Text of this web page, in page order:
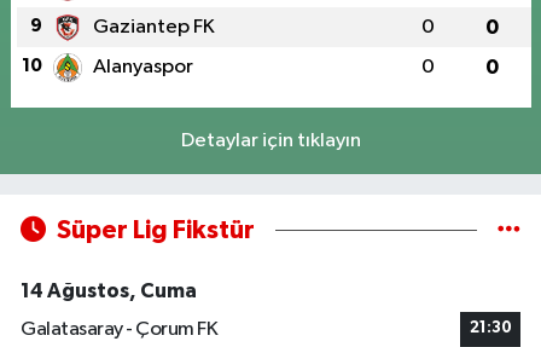
9 Gaziantep FK 0 0
10 Alanyaspor 0 0
Detaylar için tıklayın
Süper Lig Fikstür
14 Ağustos, Cuma
Galatasaray - Çorum FK
21:30